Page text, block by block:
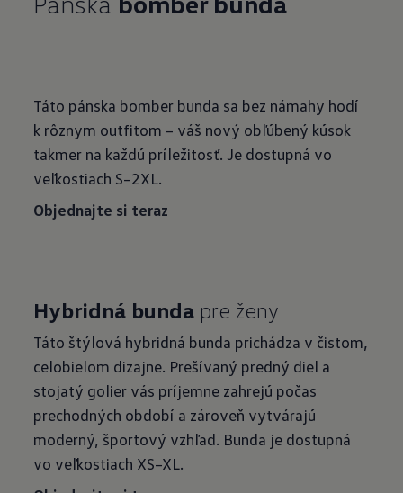
Táto pánska bomber bunda sa bez námahy hodí
k rôznym outfitom – váš nový obľúbený kúsok
takmer na každú príležitosť. Je dostupná vo
veľkostiach S–2XL.
Objednajte si teraz
Hybridná bunda pre ženy
Táto štýlová hybridná bunda prichádza v čistom,
celobielom dizajne. Prešívaný predný diel a
stojatý golier vás príjemne zahrejú počas
prechodných období a zároveň vytvárajú
moderný, športový vzhľad. Bunda je dostupná
vo veľkostiach XS–XL.